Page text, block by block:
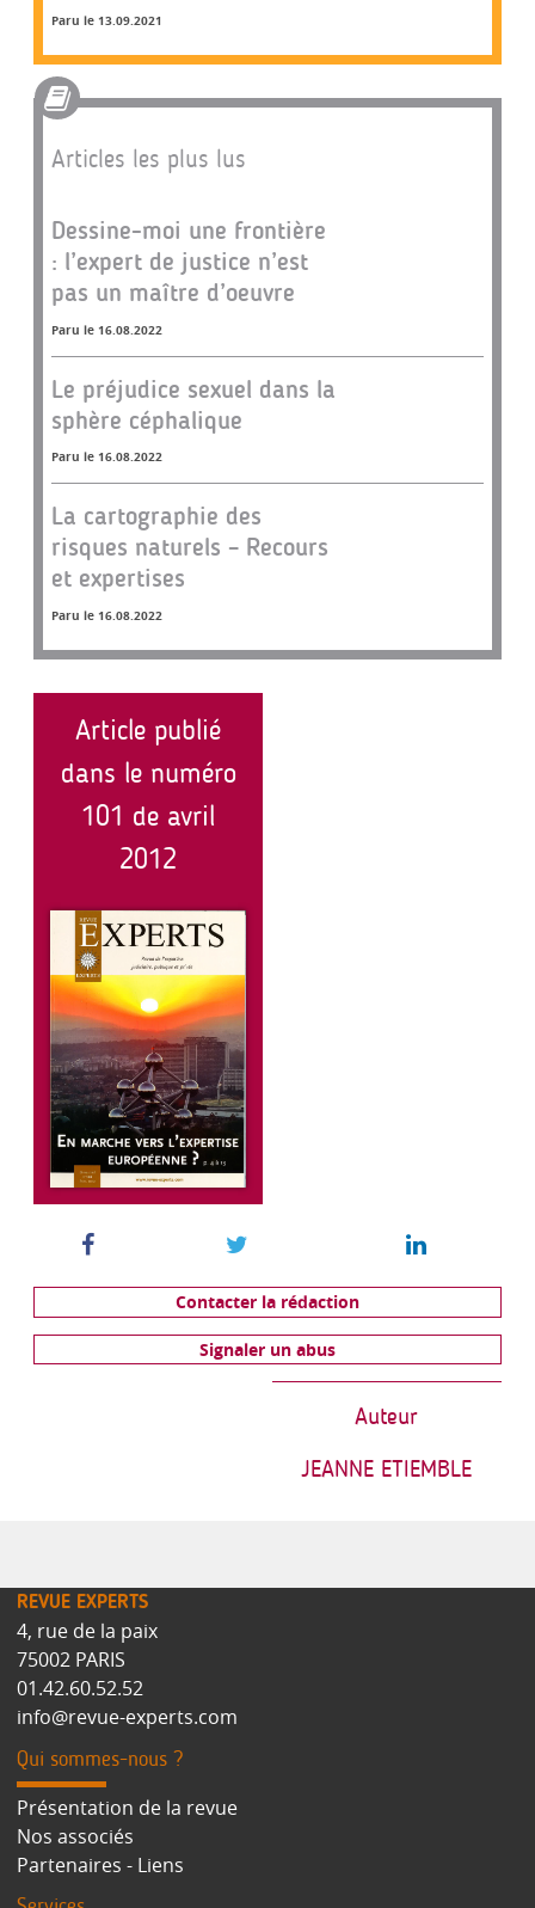
Paru le 13.09.2021
Articles les plus lus
Dessine-moi une frontière
: l’expert de justice n’est
pas un maître d’oeuvre
Paru le 16.08.2022
Le préjudice sexuel dans la
sphère céphalique
Paru le 16.08.2022
La cartographie des
risques naturels – Recours
et expertises
Paru le 16.08.2022
Article publié
dans le numéro
101 de avril
2012
Contacter la rédaction
Signaler un abus
Auteur
JEANNE ETIEMBLE
REVUE EXPERTS
4, rue de la paix
75002 PARIS
01.42.60.52.52
info@revue-experts.com
Qui sommes-nous ?
Présentation de la revue
Nos associés
Partenaires - Liens